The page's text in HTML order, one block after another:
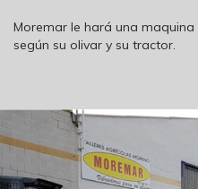
Moremar le hará una
según su olivar y su tractor.